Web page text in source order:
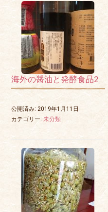
海外の醤油と発酵食品2
公開済み: 2019年1月11日
カテゴリー:未分類